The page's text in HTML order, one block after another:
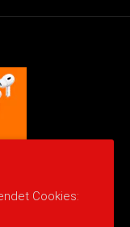
Cookies: